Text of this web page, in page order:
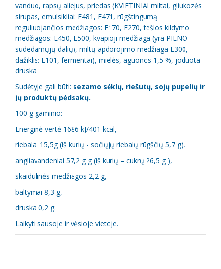
vanduo, rapsų aliejus, priedas (KVIETINIAI miltai, gliukozės
sirupas, emulsikliai: E481, E471, rūgštingumą
reguliuojančios medžiagos: E170, E270, tešlos kildymo
medžiagos: E450, E500, kvapioji medžiaga (yra PIENO
sudedamųjų dalių), miltų apdorojimo medžiaga E300,
dažiklis: E101, fermentai), mielės, aguonos 1,5 %, joduota
druska.
Sudėtyje gali būti: sezamo sėklų, riešutų, sojų pupelių ir
jų produktų pėdsakų.
100 g gaminio:
Energinė vertė 1686 kJ/401 kcal,
riebalai 15,5g (iš kurių - sočiųjų riebalų rūgščių 5,7 g),
angliavandeniai 57,2 g g (iš kurių – cukrų 26,5 g ),
skaidulinės medžiagos 2,2 g,
baltymai 8,3 g,
druska 0,2 g.
Laikyti sausoje ir vėsioje vietoje.